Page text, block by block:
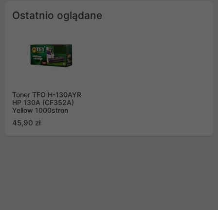
Ostatnio oglądane
Toner TFO H-130AYR
HP 130A (CF352A)
Yellow 1000stron
45,90 zł